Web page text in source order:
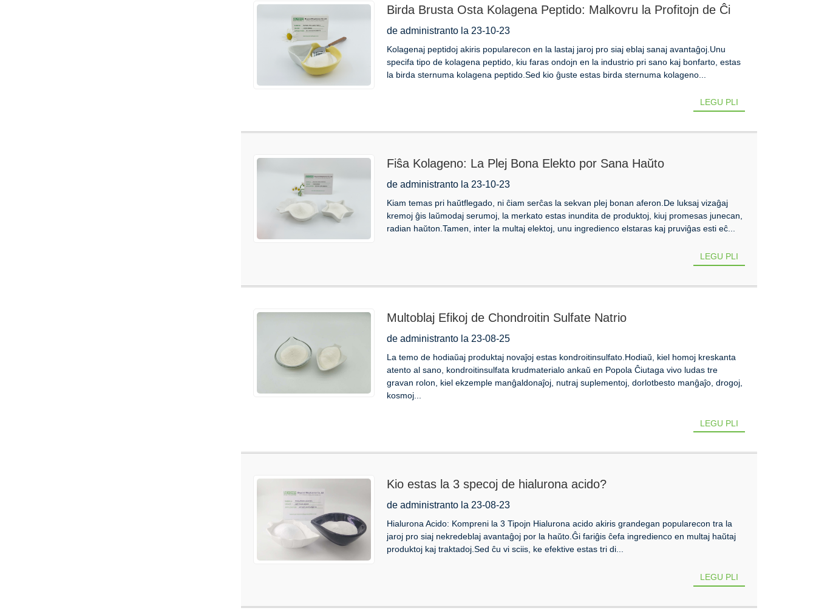
Birda Brusta Osta Kolagena Peptido: Malkovru la Profitojn de Ĉi
tiuj Naturaj Suplementoj
de administranto la 23-10-23
Kolagenaj peptidoj akiris popularecon en la lastaj jaroj pro siaj eblaj sanaj avantaĝoj.Unu
specifa tipo de kolagena peptido, kiu faras ondojn en la industrio pri sano kaj bonfarto, estas
la birda sternuma kolagena peptido.Sed kio ĝuste estas birda sternuma kolageno...
LEGU PLI
Fiŝa Kolageno: La Plej Bona Elekto por Sana Haŭto
de administranto la 23-10-23
Kiam temas pri haŭtflegado, ni ĉiam serĉas la sekvan plej bonan aferon.De luksaj vizaĝaj
kremoj ĝis laŭmodaj serumoj, la merkato estas inundita de produktoj, kiuj promesas junecan,
radian haŭton.Tamen, inter la multaj elektoj, unu ingredienco elstaras kaj pruviĝas esti eĉ...
LEGU PLI
Multoblaj Efikoj de Chondroitin Sulfate Natrio
de administranto la 23-08-25
La temo de hodiaŭaj produktaj novaĵoj estas kondroitinsulfato.Hodiaŭ, kiel homoj kreskanta
atento al sano, kondroitinsulfata krudmaterialo ankaŭ en Popola Ĉiutaga vivo ludas tre
gravan rolon, kiel ekzemple manĝaldonaĵoj, nutraj suplementoj, dorlotbesto manĝaĵo, drogoj,
kosmoj...
LEGU PLI
Kio estas la 3 specoj de hialurona acido?
de administranto la 23-08-23
Hialurona Acido: Kompreni la 3 Tipojn Hialurona acido akiris grandegan popularecon tra la
jaroj pro siaj nekredeblaj avantaĝoj por la haŭto.Ĝi fariĝis ĉefa ingredienco en multaj haŭtaj
produktoj kaj traktadoj.Sed ĉu vi sciis, ke efektive estas tri di...
LEGU PLI